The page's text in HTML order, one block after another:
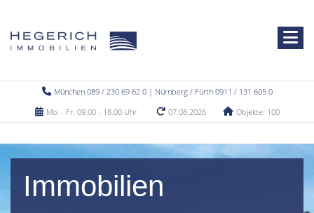
München 089 / 230 69 62 0 | Nürnberg / Fürth 0911 / 131 605 0
Mo. - Fr. 09.00 - 18.00 Uhr
07.08.2026 Objekte: 100
Immobilien